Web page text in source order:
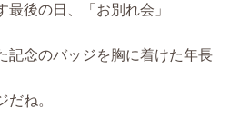
後の日、「お別れ会」
記念のバッジを胸に着けた年長
だね。